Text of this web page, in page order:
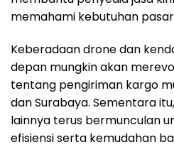
memahami kebutuhan
Keberadaan drone dan
depan mungkin akan
tentang pengiriman kargo
dan Surabaya. Sementara
lainnya terus bermunculan
efisiensi serta kemudahan